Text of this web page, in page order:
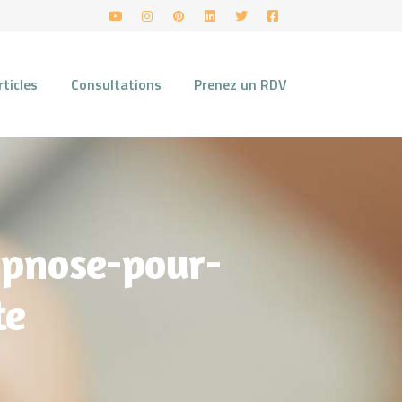
Consultations Prenez un RDV
pour-